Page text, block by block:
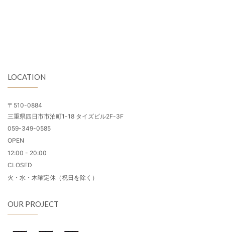
LOCATION
〒510-0884
三重県四日市市泊町1-18 タイズビル2F-3F
059-349-0585
OPEN
12:00 - 20:00
CLOSED
火・水・木曜定休（祝日を除く）
OUR PROJECT